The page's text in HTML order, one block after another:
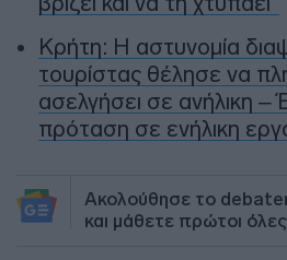
Κρήτη: Η αστυνομία
τουρίστας θέλησε να
ασελγήσει σε ανήλικη –
πρόταση σε ενήλικη
Ακολούθησε το
και μάθετε πρώτοι όλες